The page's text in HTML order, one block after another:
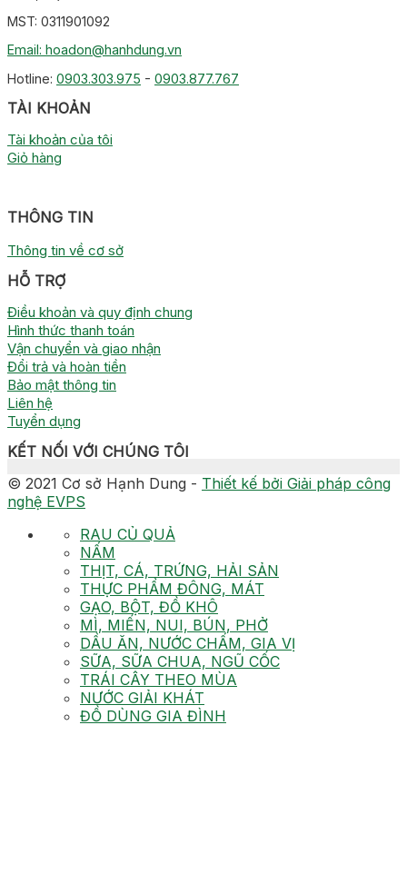
MST: 0311901092
Email: hoadon@hanhdung.vn
Hotline: 0903.303.975 - 0903.877.767
TÀI KHOẢN
Tài khoản của tôi
Giỏ hàng
THÔNG TIN
Thông tin về cơ sở
HỖ TRỢ
Điều khoản và quy định chung
Hình thức thanh toán
Vận chuyển và giao nhận
Đổi trả và hoàn tiền
Bảo mật thông tin
Liên hệ
Tuyển dụng
KẾT NỐI VỚI CHÚNG TÔI
© 2021 Cơ sở Hạnh Dung - Thiết kế bởi Giải pháp công
nghệ EVPS
RAU CỦ QUẢ
NẤM
THỊT, CÁ, TRỨNG, HẢI SẢN
THỰC PHẨM ĐÔNG, MÁT
GẠO, BỘT, ĐỒ KHÔ
MÌ, MIẾN, NUI, BÚN, PHỞ
DẦU ĂN, NƯỚC CHẤM, GIA VỊ
SỮA, SỮA CHUA, NGŨ CỐC
TRÁI CÂY THEO MÙA
NƯỚC GIẢI KHÁT
ĐỒ DÙNG GIA ĐÌNH